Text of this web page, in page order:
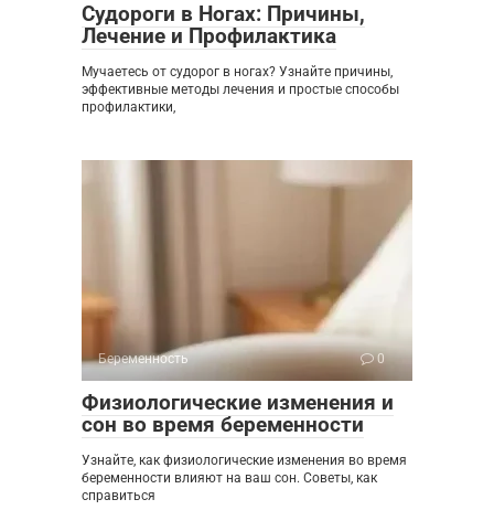
Судороги в Ногах: Причины,
Лечение и Профилактика
Мучаетесь от судорог в ногах? Узнайте причины,
эффективные методы лечения и простые способы
профилактики,
Беременность 0
Физиологические изменения и
сон во время беременности
Узнайте, как физиологические изменения во время
беременности влияют на ваш сон. Советы, как
справиться